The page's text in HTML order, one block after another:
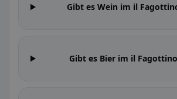
Gibt es Wein im il
Gibt es Bier im il